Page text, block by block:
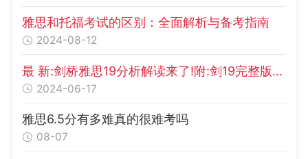
雅思和托福考试的区别：全面解析与备考指南
2024-08-12
最 新:剑桥雅思19分析解读来了!附:剑19完整版PDF+音频
2024-06-17
雅思6.5分有多难真的很难考吗
08-07